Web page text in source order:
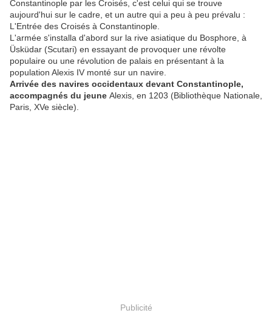
Constantinople par les Croisés, c'est celui qui se trouve
aujourd'hui sur le cadre, et un autre qui a peu à peu prévalu :
L'Entrée des Croisés à Constantinople.
L'armée s'installa d'abord sur la rive asiatique du Bosphore, à
Üsküdar (Scutari) en essayant de provoquer une révolte
populaire ou une révolution de palais en présentant à la
population Alexis IV monté sur un navire.
Arrivée des navires occidentaux devant Constantinople,
accompagnés du jeune Alexis, en 1203 (Bibliothèque Nationale,
Paris, XVe siècle).
Publicité